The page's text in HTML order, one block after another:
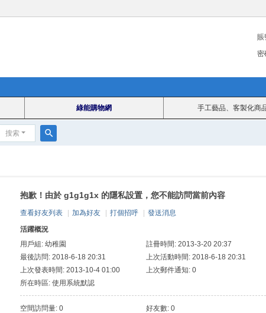
賬
密
綠能購物網 手工藝品、客製化商
搜索
抱歉！由於 g1g1g1x 的隱私設置，您不能訪問當前內容
查看好友列表 加為好友 打個招呼
發送消息
活躍概況
用戶組: 幼稚園
註冊時間: 2013-3-20 20:37
最後訪問: 2018-6-18 20:31
上次活動時間: 2018-6-18 20:31
上次發表時間: 2013-10-4 01:00
上次郵件通知: 0
所在時區: 使用系統默認
空間訪問量: 0
好友數: 0